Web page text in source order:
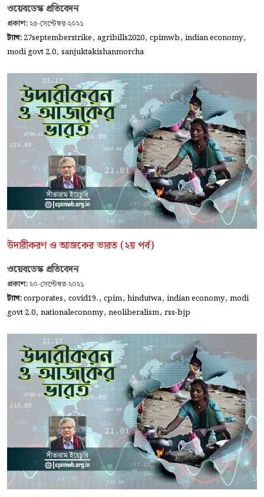
ওয়েবডেস্ক প্রতিবেদন
প্রকাশ: ২৫-সেপ্টেম্বর-২০২১
ট্যাগ: 27septemberstrike, agribills2020, cpimwb, indian economy,
modi govt 2.0, sanjuktakishanmorcha
উদারীকরণ ও আজকের ভারত (২য় পর্ব)
ওয়েবডেস্ক প্রতিবেদন
প্রকাশ: ২০-সেপ্টেম্বর-২০২১
ট্যাগ:corporates, covid19., cpim, hindutwa, indian economy, modi
govt 2.0, nationaleconomy, neoliberalism, rss-bjp